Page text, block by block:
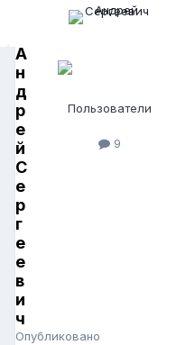
А
н
д
р
е
й
С
е
р
г
е
е
в
и
ч
Опубликовано
Пользователи
9